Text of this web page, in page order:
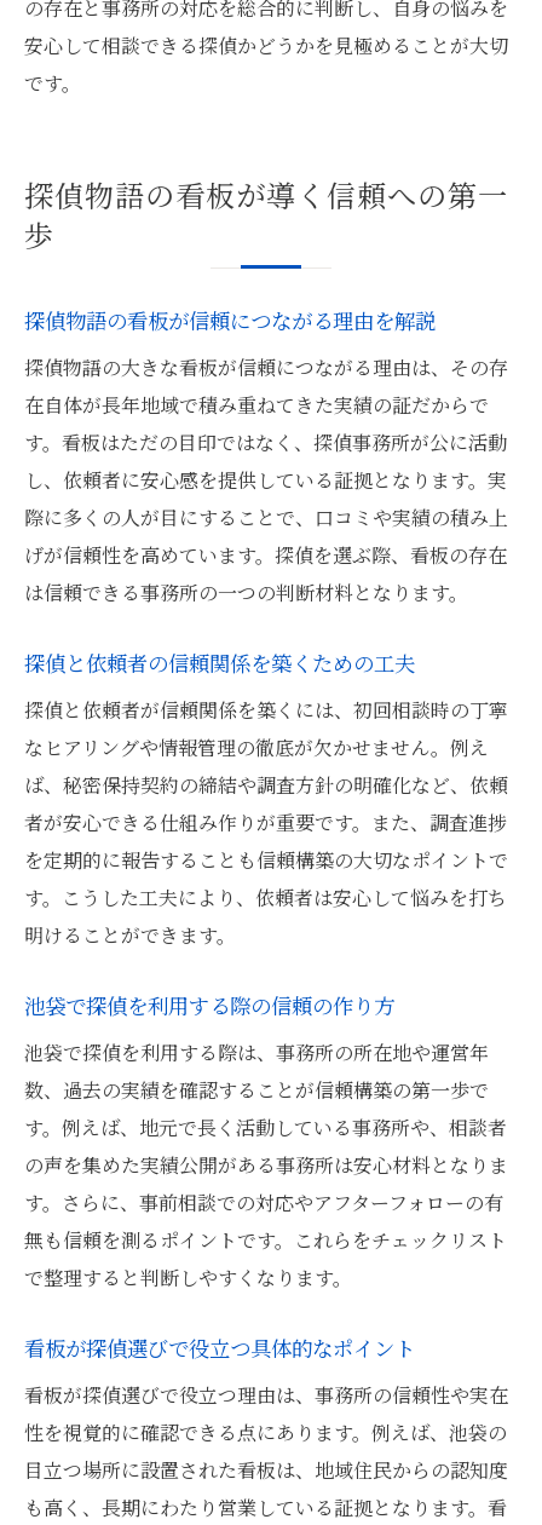
の存在と事務所の対応を総合的に判断し、自身の悩みを
安心して相談できる探偵かどうかを見極めることが大切
です。
探偵物語の看板が導く信頼への第一
歩
探偵物語の看板が信頼につながる理由を解説
探偵物語の大きな看板が信頼につながる理由は、その存
在自体が長年地域で積み重ねてきた実績の証だからで
す。看板はただの目印ではなく、探偵事務所が公に活動
し、依頼者に安心感を提供している証拠となります。実
際に多くの人が目にすることで、口コミや実績の積み上
げが信頼性を高めています。探偵を選ぶ際、看板の存在
は信頼できる事務所の一つの判断材料となります。
探偵と依頼者の信頼関係を築くための工夫
探偵と依頼者が信頼関係を築くには、初回相談時の丁寧
なヒアリングや情報管理の徹底が欠かせません。例え
ば、秘密保持契約の締結や調査方針の明確化など、依頼
者が安心できる仕組み作りが重要です。また、調査進捗
を定期的に報告することも信頼構築の大切なポイントで
す。こうした工夫により、依頼者は安心して悩みを打ち
明けることができます。
池袋で探偵を利用する際の信頼の作り方
池袋で探偵を利用する際は、事務所の所在地や運営年
数、過去の実績を確認することが信頼構築の第一歩で
す。例えば、地元で長く活動している事務所や、相談者
の声を集めた実績公開がある事務所は安心材料となりま
す。さらに、事前相談での対応やアフターフォローの有
無も信頼を測るポイントです。これらをチェックリスト
で整理すると判断しやすくなります。
看板が探偵選びで役立つ具体的なポイント
看板が探偵選びで役立つ理由は、事務所の信頼性や実在
性を視覚的に確認できる点にあります。例えば、池袋の
目立つ場所に設置された看板は、地域住民からの認知度
も高く、長期にわたり営業している証拠となります。看